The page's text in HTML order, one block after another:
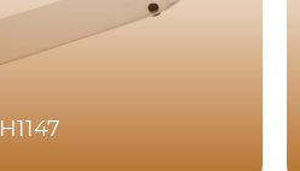
H1147